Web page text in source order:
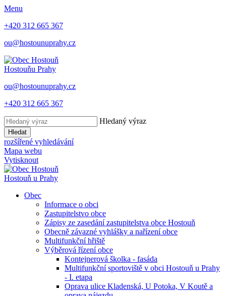
Menu
+420 312 665 367
ou@hostounuprahy.cz
Hostouňu Prahy
ou@hostounuprahy.cz
+420 312 665 367
Hledaný výraz
Hledat
rozšířené vyhledávání
Mapa webu
Vytisknout
Hostouň u Prahy
Obec
Informace o obci
Zastupitelstvo obce
Zápisy ze zasedání zastupitelstva obce Hostouň
Obecně závazné vyhlášky a nařízení obce
Multifunkční hřiště
Výběrová řízení obce
Kontejnerová školka - fasáda
Multifunkční sportoviště v obci Hostouň u Prahy
- I. etapa
Oprava ulice Kladenská, U Potoka, V Koutě a